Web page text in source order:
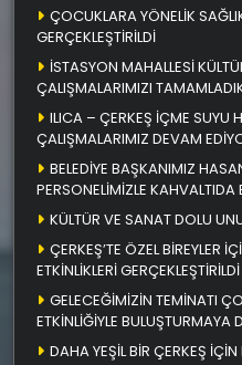
ÇOCUKLARA YÖNELİK
GERÇEKLEŞTİRİLDİ
İSTASYON MAHALLESİ
ÇALIŞMALARIMIZI
ILICA – ÇERKEŞ İÇME SUYU
ÇALIŞMALARIMIZ DEVAM
BELEDİYE BAŞKANIMIZ
PERSONELİMİZLE KAHVALTIDA
KÜLTÜR VE SANAT DOLU
ÇERKEŞ’TE ÖZEL BİREYLER
ETKİNLİKLERİ GERÇEKLEŞTİRİLDİ
GELECEĞİMİZİN TEMİNATI
ETKİNLİĞİYLE BULUŞTURMAYA
DAHA YEŞİL BİR ÇERKEŞ